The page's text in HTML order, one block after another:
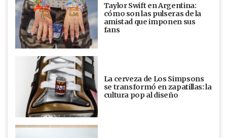
Taylor Swift en Argentina:
cómo son las pulseras de la
amistad que imponen sus
fans
La cerveza de Los Simpsons
se transformó en zapatillas: la
cultura pop al diseño